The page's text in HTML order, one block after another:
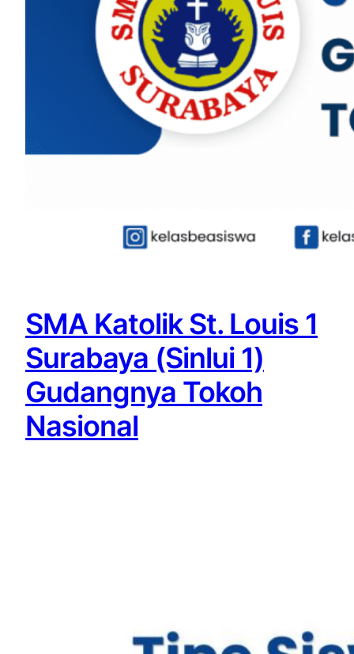
SMA Katolik St. Louis 1
Surabaya (Sinlui 1)
Gudangnya Tokoh
Nasional